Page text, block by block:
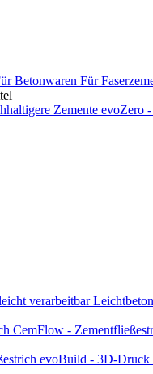
Betonwaren Für
Zemente evoZero
verarbeitbar Leichtbeton
CemFlow -
evoBuild - 3D-Druck